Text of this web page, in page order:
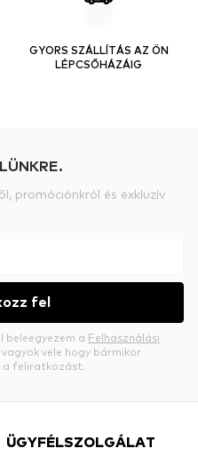
GYORS SZÁLLÍTÁS AZ ÖN
LÉPCSŐHÁZÁIG
promóciónkról és exkluzív
fel
beleegyezem a Felhasználási
vele hogy bármikor
a feliratkozást.
ÜGYFÉLSZOLGÁLAT